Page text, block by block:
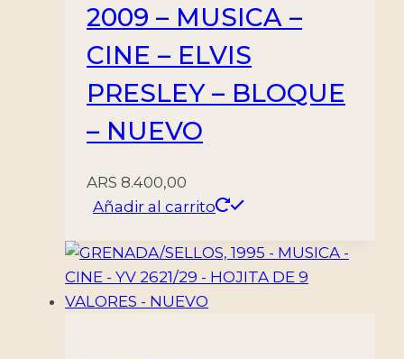
2009 – MUSICA –
CINE – ELVIS
PRESLEY – BLOQUE
– NUEVO
ARS 8.400,00
Añadir al carrito